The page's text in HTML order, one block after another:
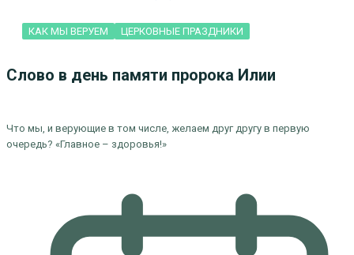
КАК МЫ ВЕРУЕМ ЦЕРКОВНЫЕ ПРАЗДНИКИ
Слово в день памяти пророка Илии
Что мы, и верующие в том числе, желаем друг другу в первую
очередь? «Главное – здоровья!»